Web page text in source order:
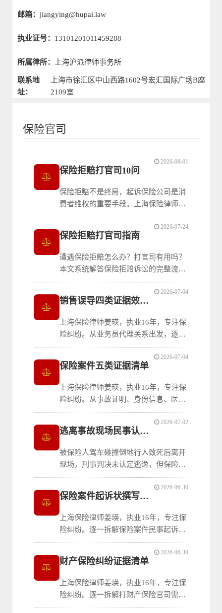
邮箱： jiangying@hupai.law
执业证号： 13101201011459288
所属律所： 上海沪派律师事务所
联系地
址：
上海市徐汇区中山西路1602号宏汇国际广场B座
2109室
保险官司
保险拒赔打官司10问
保险拒赔不是终局，起诉保险公司是消
费者维权的重要手段。上海保险律师姜
瑛系统整理10大核心问题：起诉完整流
程、是否需要请律师、诉讼费律师费鉴
定费构成、四类核心证据、管辖法院选
择、案由填写规范、投诉与诉讼对比、
胜诉率数据分析、五大拒赔理由拆解、
2026-08-01
保险拒赔打官司指南
遭遇保险拒赔怎么办？打官司有用吗？
本文系统解答保险拒赔诉讼的完整流
程、诉讼费律师费鉴定费计算、证据材
料清单、律师选择方法、未如实告知及
免责条款抗辩、维权途径对比、胜诉关
键因素等10个核心问题，附上海保险律
师姜瑛的专业建议。
2026-07-24
销售误导四类证据效力解析
上海保险律师姜瑛，执业16年，专注保
险纠纷。从业务员代理关系出发，逐一
讲清销售误导案件中四类证据的举证规
则：投保人单方陈述通常不被支持、录
音证据参照证人证言、业务员书面承诺
效力优先、证人出庭需综合审查。
2026-07-04
保险案件五类证据清单
上海保险律师姜瑛，执业16年，专注保
险纠纷。从事故证明、身份信息、医学
资料、人伤调查和伤残鉴定五大类逐一
梳理保险案件需要收集的核心证据，并
附各类材料的证明目的与实务注意事
项，帮助当事人在起诉前做到材料齐
全。
2026-07-04
逃离事故现场民事认定裁判规则
被保险人驾车碰撞倒地行人致死后离开
现场，刑事判决未认定逃逸，但保险公
司以“逃离事故现场”为由拒赔商业三者
险。上海二中院终审支持保险公司拒
赔。裁判明确：刑法“逃逸”与保险条款
“逃离”对主观认知证明的内容和标准不
同，保险条款中“逃离”仅要求当事人知
2026-07-02
保险案件起诉状撰写指南
上海保险律师姜瑛，执业16年，专注保
险纠纷。逐一拆解保险案件民事起诉状
三大板块的撰写要点：原被告信息、诉
讼请求金额明确分列、事实与理由按时
间顺序讲清合同成立、事故发生及拒赔
事实，并附完整模板供参考。
2026-06-30
财产保险纠纷证据清单
上海保险律师姜瑛，执业16年，专注保
险纠纷。逐一拆解打财产保险官司需要
提交的八类核心证据：保险合同及变更
2026-06-30